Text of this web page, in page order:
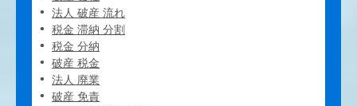
法人 破産 流れ
税金 滞納 分割
税金 分納
破産 税金
法人 廃業
破産 免責